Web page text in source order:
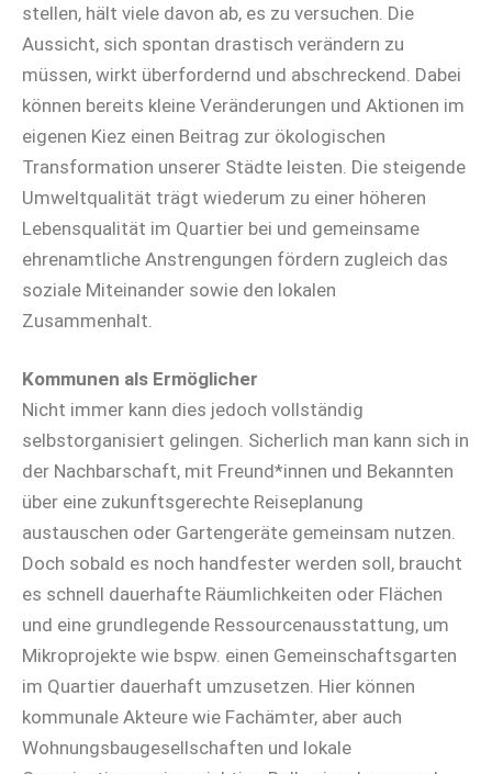
stellen, hält viele davon ab, es zu versuchen. Die
Aussicht, sich spontan drastisch verändern zu
müssen, wirkt überfordernd und abschreckend. Dabei
können bereits kleine Veränderungen und Aktionen im
eigenen Kiez einen Beitrag zur ökologischen
Transformation unserer Städte leisten. Die steigende
Umweltqualität trägt wiederum zu einer höheren
Lebensqualität im Quartier bei und gemeinsame
ehrenamtliche Anstrengungen fördern zugleich das
soziale Miteinander sowie den lokalen
Zusammenhalt.
Kommunen als Ermöglicher
Nicht immer kann dies jedoch vollständig
selbstorganisiert gelingen. Sicherlich man kann sich in
der Nachbarschaft, mit Freund*innen und Bekannten
über eine zukunftsgerechte Reiseplanung
austauschen oder Gartengeräte gemeinsam nutzen.
Doch sobald es noch handfester werden soll, braucht
es schnell dauerhafte Räumlichkeiten oder Flächen
und eine grundlegende Ressourcenausstattung, um
Mikroprojekte wie bspw. einen Gemeinschaftsgarten
im Quartier dauerhaft umzusetzen. Hier können
kommunale Akteure wie Fachämter, aber auch
Wohnungsbaugesellschaften und lokale